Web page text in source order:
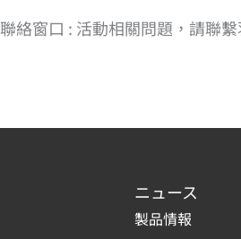
聯絡窗口 : 活動相關問題，請聯
ニュース
製品情報